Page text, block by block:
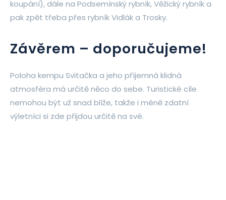
koupání), dále na Podsemínský rybník, Věžický rybník a
pak zpět třeba přes rybník Vidlák a Trosky.
Závěrem – doporučujeme!
Poloha kempu Svitačka a jeho příjemná klidná
atmosféra má určitě něco do sebe. Turistické cíle
nemohou být už snad blíže, takže i méně zdatní
výletníci si zde přijdou určitě na své.